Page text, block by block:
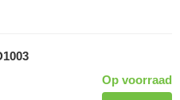
Op voorraad